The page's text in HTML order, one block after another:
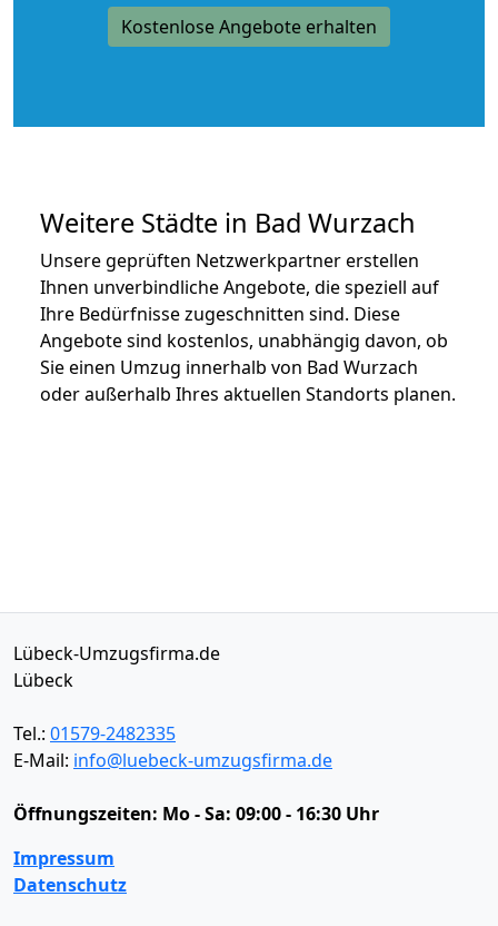
Kostenlose Angebote erhalten
Weitere Städte in Bad Wurzach
Unsere geprüften Netzwerkpartner erstellen
Ihnen unverbindliche Angebote, die speziell auf
Ihre Bedürfnisse zugeschnitten sind. Diese
Angebote sind kostenlos, unabhängig davon, ob
Sie einen Umzug innerhalb von Bad Wurzach
oder außerhalb Ihres aktuellen Standorts planen.
Lübeck-Umzugsfirma.de
Lübeck
Tel.: 01579-2482335
E-Mail: info@luebeck-umzugsfirma.de
Öffnungszeiten: Mo - Sa: 09:00 - 16:30 Uhr
Impressum
Datenschutz